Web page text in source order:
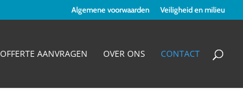
Algemene voorwaarden Veiligheid en milieu
OFFERTE AANVRAGEN OVER ONS CONTACT